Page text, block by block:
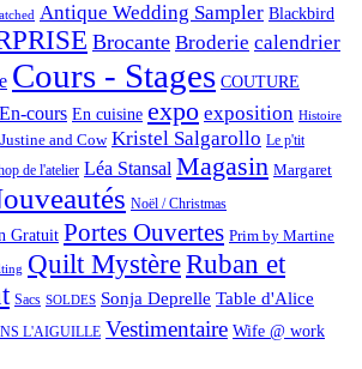
Antique Wedding Sampler Blackbird
Brocante Broderie calendrier
Cours - Stages COUTURE
En-cours En cuisine expo exposition Histoire
Justine and Cow Kristel Salgarollo Le p'tit
de l'atelier Léa Stansal Magasin Margaret
Noël / Christmas
Gratuit Portes Ouvertes Prim by Martine
Quilt MystèreRuban et
Sacs SOLDES Sonja Deprelle Table d'Alice
L'AIGUILLE Vestimentaire Wife @ work